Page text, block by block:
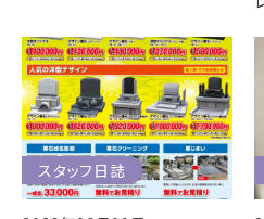
スタッフ日誌